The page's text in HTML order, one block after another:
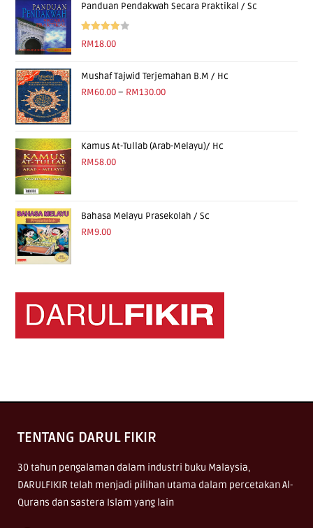
Panduan Pendakwah Secara Praktikal / Sc
Rated
RM18.00
Mushaf Tajwid Terjemahan B.M / Hc
RM60.00 – RM130.00
Kamus At-Tullab (Arab-Melayu)/ Hc
RM58.00
Bahasa Melayu Prasekolah / Sc
RM9.00
TENTANG DARUL FIKIR
30 tahun pengalaman dalam industri buku Malaysia,
DARULFIKIR telah menjadi pilihan utama dalam percetakan Al-
Qurans dan sastera Islam yang lain